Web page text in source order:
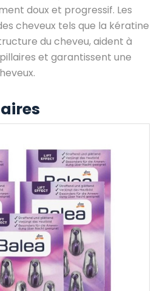
doux et progressif. Les
cheveux tels que la kératine
du cheveu, aident à
et garantissent une